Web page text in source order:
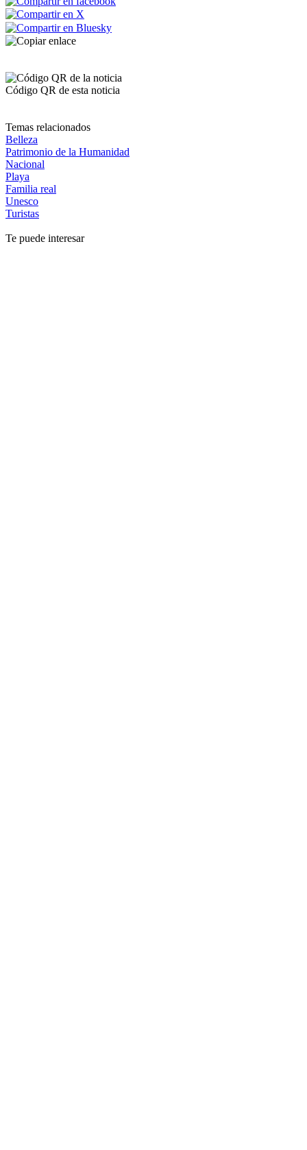
Código QR de esta noticia
Temas relacionados
Belleza
Patrimonio de la Humanidad
Nacional
Playa
Familia real
Unesco
Turistas
Te puede interesar